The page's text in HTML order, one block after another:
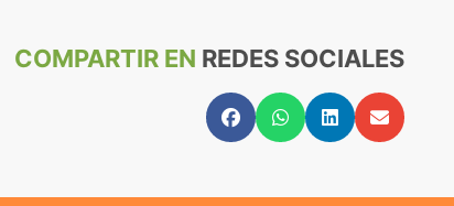
COMPARTIR EN REDES SOCIALES